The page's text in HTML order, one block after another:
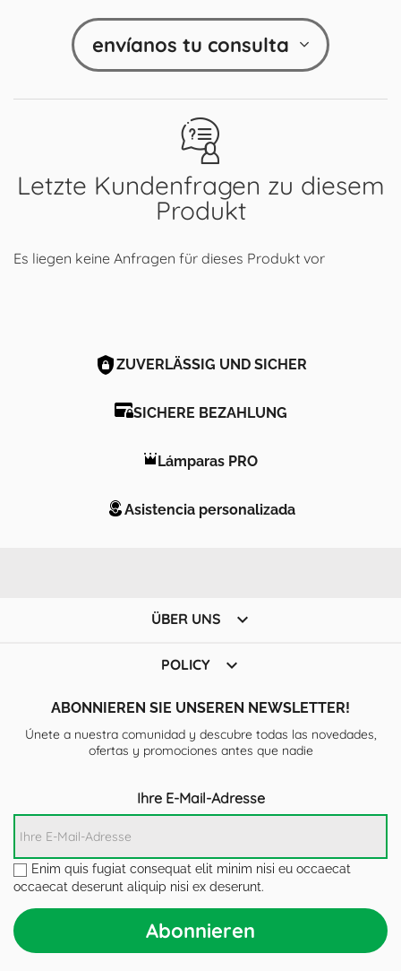
Letzte Kundenfragen zu diesem
Produkt
Es liegen keine Anfragen für dieses Produkt vor
envíanos tu consulta
ZUVERLÄSSIG UND SICHER
SICHERE BEZAHLUNG
Lámparas PRO
Asistencia personalizada
ÜBER UNS 
POLICY 
ABONNIEREN SIE UNSEREN NEWSLETTER!
Únete a nuestra comunidad y descubre todas las novedades,
ofertas y promociones antes que nadie
Ihre E-Mail-Adresse
Enim quis fugiat consequat elit minim nisi eu occaecat
occaecat deserunt aliquip nisi ex deserunt.